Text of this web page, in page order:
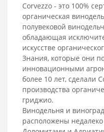
Corvezzo - это 100%
органическая
полувековой
обладающая
искусстве
Знания, которые они
инновационными
более 10 лет, сделали
производства
гриджио.
Винодельня и
расположены